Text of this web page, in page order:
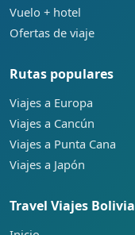
Vuelo + hotel
Ofertas de viaje
Rutas populares
Viajes a Europa
Viajes a Cancún
Viajes a Punta Cana
Viajes a Japón
Travel Viajes Bolivia